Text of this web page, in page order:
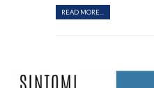
READ MORE...